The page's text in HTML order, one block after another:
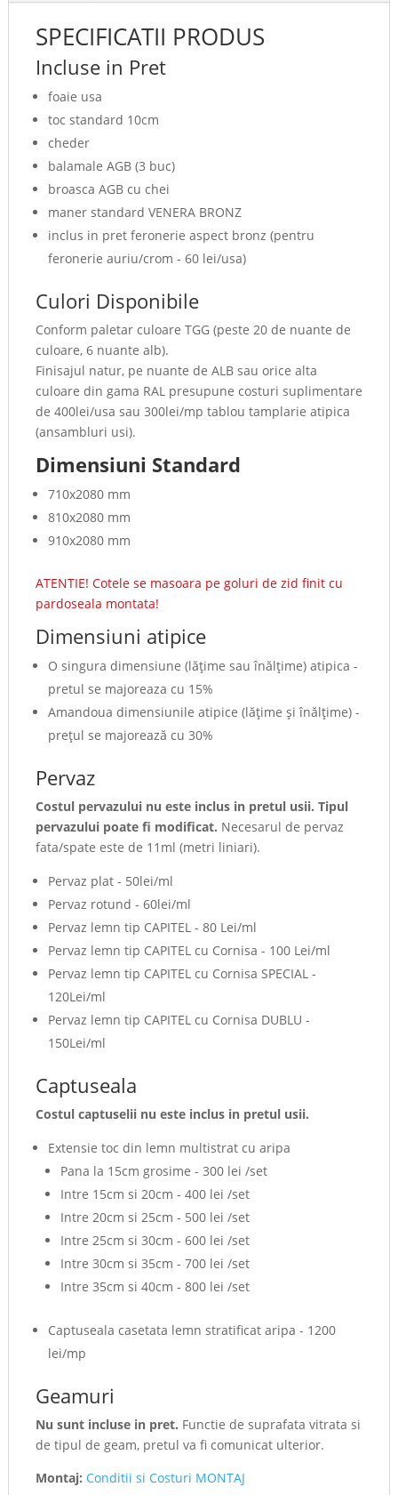
SPECIFICATII PRODUS
Incluse in Pret
foaie usa
toc standard 10cm
cheder
balamale AGB (3 buc)
broasca AGB cu chei
maner standard VENERA BRONZ
inclus in pret feronerie aspect bronz (pentru
feronerie auriu/crom - 60 lei/usa)
Culori Disponibile
Conform paletar culoare TGG (peste 20 de nuante de
culoare, 6 nuante alb).
Finisajul natur, pe nuante de ALB sau orice alta
culoare din gama RAL presupune costuri suplimentare
de 400lei/usa sau 300lei/mp tablou tamplarie atipica
(ansambluri usi).
Dimensiuni Standard
710x2080 mm
810x2080 mm
910x2080 mm
ATENTIE! Cotele se masoara pe goluri de zid finit cu
pardoseala montata!
Dimensiuni atipice
O singura dimensiune (lăţime sau înălţime) atipica -
pretul se majoreaza cu 15%
Amandoua dimensiunile atipice (lăţime şi înălţime) -
preţul se majorează cu 30%
Pervaz
Costul pervazului nu este inclus in pretul usii. Tipul
pervazului poate fi modificat. Necesarul de pervaz
fata/spate este de 11ml (metri liniari).
Pervaz plat - 50lei/ml
Pervaz rotund - 60lei/ml
Pervaz lemn tip CAPITEL - 80 Lei/ml
Pervaz lemn tip CAPITEL cu Cornisa - 100 Lei/ml
Pervaz lemn tip CAPITEL cu Cornisa SPECIAL -
120Lei/ml
Pervaz lemn tip CAPITEL cu Cornisa DUBLU -
150Lei/ml
Captuseala
Costul captuselii nu este inclus in pretul usii.
Extensie toc din lemn multistrat cu aripa
Pana la 15cm grosime - 300 lei /set
Intre 15cm si 20cm - 400 lei /set
Intre 20cm si 25cm - 500 lei /set
Intre 25cm si 30cm - 600 lei /set
Intre 30cm si 35cm - 700 lei /set
Intre 35cm si 40cm - 800 lei /set
Captuseala casetata lemn stratificat aripa - 1200
lei/mp
Geamuri
Nu sunt incluse in pret. Functie de suprafata vitrata si
de tipul de geam, pretul va fi comunicat ulterior.
Montaj: Conditii si Costuri MONTAJ